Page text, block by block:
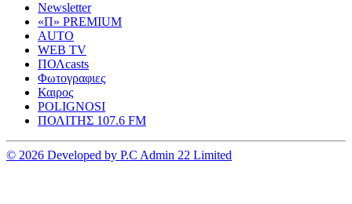
Newsletter
«Π» PREMIUM
AUTO
WEB TV
ΠΟΛcasts
Φωτογραφιες
Καιρος
POLIGNOSI
ΠΟΛΙΤΗΣ 107.6 FM
© 2026 Developed by P.C Admin 22 Limited